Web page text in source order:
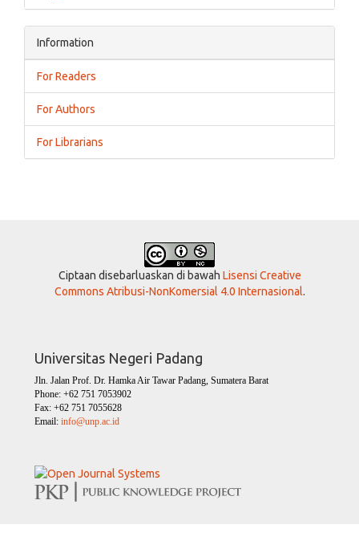
Information
For Readers
For Authors
For Librarians
Ciptaan disebarluaskan di bawah Lisensi Creative
Commons Atribusi-NonKomersial 4.0 Internasional.
Universitas Negeri Padang
Jln. Jalan Prof. Dr. Hamka Air Tawar Padang, Sumatera Barat
Phone: +62 751 7053902
Fax: +62 751 7055628
Email: info@unp.ac.id